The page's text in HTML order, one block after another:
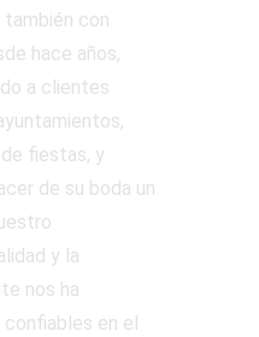
con
hace años,
a clientes
fiestas, y
de su boda un
y la
nos ha
en el